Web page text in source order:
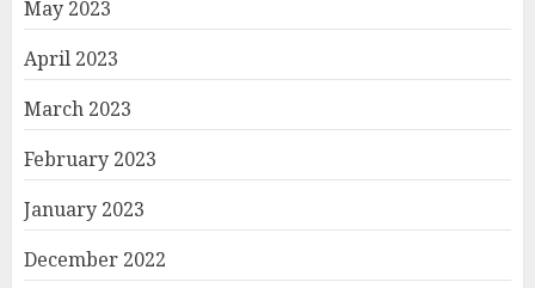
May 2023
April 2023
March 2023
February 2023
January 2023
December 2022